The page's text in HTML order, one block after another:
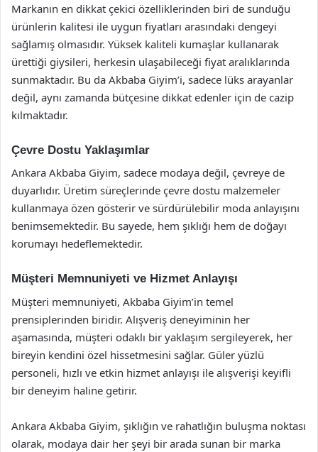
Markanın en dikkat çekici özelliklerinden biri de sunduğu
ürünlerin kalitesi ile uygun fiyatları arasındaki dengeyi
sağlamış olmasıdır. Yüksek kaliteli kumaşlar kullanarak
ürettiği giysileri, herkesin ulaşabileceği fiyat aralıklarında
sunmaktadır. Bu da Akbaba Giyim’i, sadece lüks arayanlar
değil, aynı zamanda bütçesine dikkat edenler için de cazip
kılmaktadır.
Çevre Dostu Yaklaşımlar
Ankara Akbaba Giyim, sadece modaya değil, çevreye de
duyarlıdır. Üretim süreçlerinde çevre dostu malzemeler
kullanmaya özen gösterir ve sürdürülebilir moda anlayışını
benimsemektedir. Bu sayede, hem şıklığı hem de doğayı
korumayı hedeflemektedir.
Müşteri Memnuniyeti ve Hizmet Anlayışı
Müşteri memnuniyeti, Akbaba Giyim’in temel
prensiplerinden biridir. Alışveriş deneyiminin her
aşamasında, müşteri odaklı bir yaklaşım sergileyerek, her
bireyin kendini özel hissetmesini sağlar. Güler yüzlü
personeli, hızlı ve etkin hizmet anlayışı ile alışverişi keyifli
bir deneyim haline getirir.
Ankara Akbaba Giyim, şıklığın ve rahatlığın buluşma noktası
olarak, modaya dair her şeyi bir arada sunan bir marka